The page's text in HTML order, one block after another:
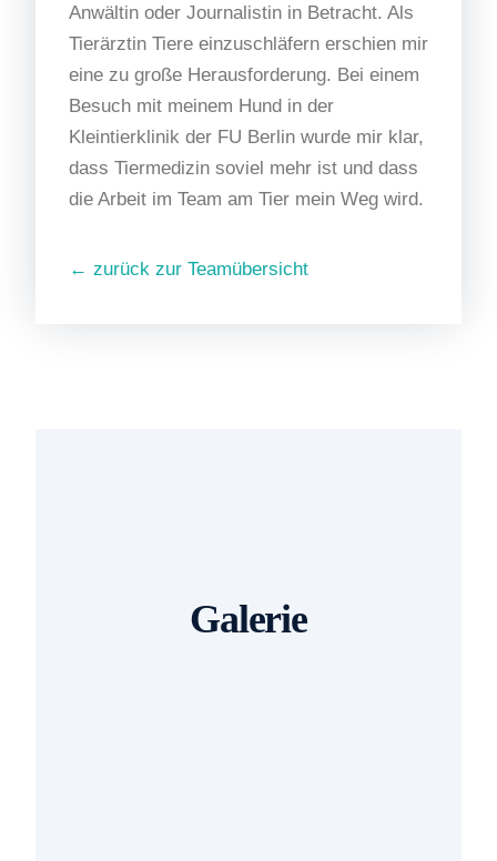
Anwältin oder Journalistin in Betracht. Als
Tierärztin Tiere einzuschläfern erschien mir
eine zu große Herausforderung. Bei einem
Besuch mit meinem Hund in der
Kleintierklinik der FU Berlin wurde mir klar,
dass Tiermedizin soviel mehr ist und dass
die Arbeit im Team am Tier mein Weg wird.
← zurück zur Teamübersicht
Galerie